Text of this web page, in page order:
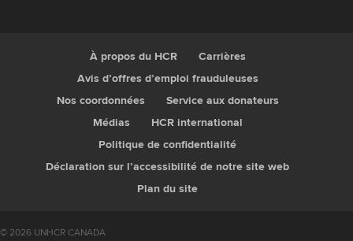
À propos du HCR
Carrières
Avis d’offres d’emploi frauduleuses
Nos coordonnées
Service aux donateurs
Médias
HCR international
Politique de confidentialité
Déclaration sur l’accessibilité de notre site web
Plan du site
© 2026 UNHCR CANADA